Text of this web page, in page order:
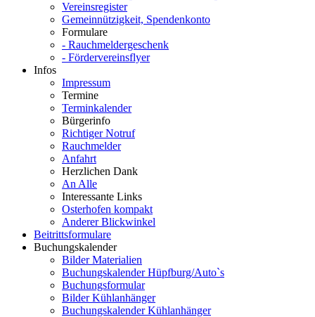
Vereinsregister
Gemeinnützigkeit, Spendenkonto
Formulare
- Rauchmeldergeschenk
- Fördervereinsflyer
Infos
Impressum
Termine
Terminkalender
Bürgerinfo
Richtiger Notruf
Rauchmelder
Anfahrt
Herzlichen Dank
An Alle
Interessante Links
Osterhofen kompakt
Anderer Blickwinkel
Beitrittsformulare
Buchungskalender
Bilder Materialien
Buchungskalender Hüpfburg/Auto`s
Buchungsformular
Bilder Kühlanhänger
Buchungskalender Kühlanhänger